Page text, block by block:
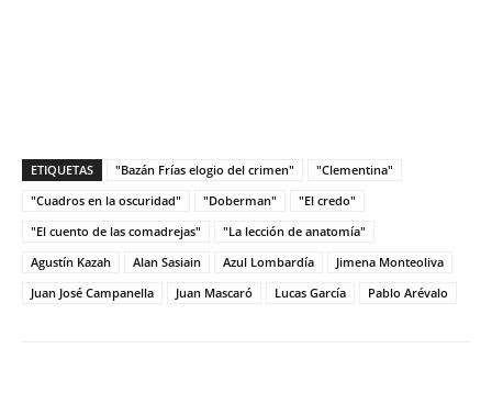
ETIQUETAS "Bazán Frías elogio del crimen"
"Clementina"
"Cuadros en la oscuridad"
"Doberman"
"El credo"
"El cuento de las comadrejas"
"La lección de anatomía"
Agustín Kazah
Alan Sasiain Azul Lombardía
Jimena Monteoliva
Juan José Campanella
Juan Mascaró Lucas García Pablo Arévalo